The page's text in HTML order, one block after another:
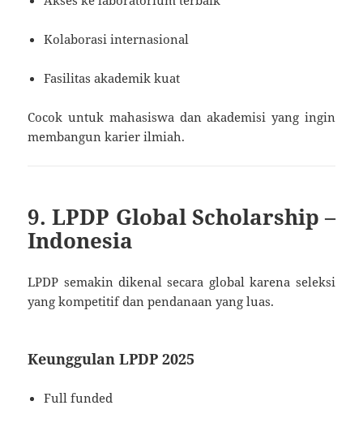
Kolaborasi internasional
Fasilitas akademik kuat
Cocok untuk mahasiswa dan akademisi yang ingin
membangun karier ilmiah.
9. LPDP Global Scholarship –
Indonesia
LPDP semakin dikenal secara global karena seleksi
yang kompetitif dan pendanaan yang luas.
Keunggulan LPDP 2025
Full funded